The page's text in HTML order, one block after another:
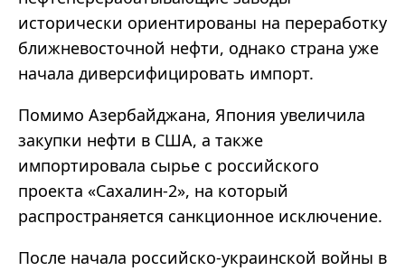
исторически ориентированы на переработку
ближневосточной нефти, однако страна уже
начала диверсифицировать импорт.
Помимо Азербайджана, Япония увеличила
закупки нефти в США, а также
импортировала сырье с российского
проекта «Сахалин-2», на который
распространяется санкционное исключение.
После начала российско-украинской войны в